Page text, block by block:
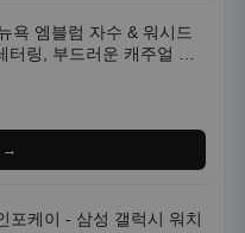
욕 엠블럼 자수 & 워시드
링, 부드러운 캐주얼 모
→
포케이 - 삼성 갤럭시 워치